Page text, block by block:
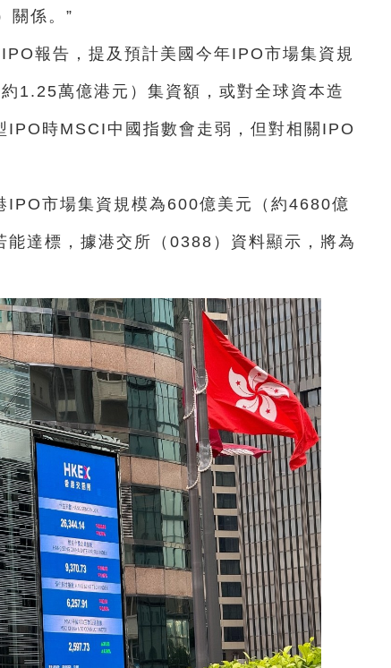
關係。”
報告，提及預計美國今年IPO市場集資規
1.25萬億港元）集資額，或對全球資本造
IPO時MSCI中國指數會走弱，但對相關IPO
IPO市場集資規模為600億美元（約4680億
能達標，據港交所（0388）資料顯示，將為